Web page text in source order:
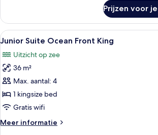
Suite
Ocean
Front
Prijzen voor
Alle
foto's
voor
Junior
Suite
Ocean
Front
laden
Hotelkamer
4
Junior Suite Ocean Front King
Uitzicht op zee
36 m²
Max. aantal: 4
1 kingsize bed
Gratis wifi
Meer informatie
Meer